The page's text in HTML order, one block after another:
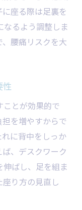
識
最新トレンド
り組みとは
ポイント
るメリット
アを紹介
理由
重要な理由
スの意識
ポイント
を解説
座る際は足裏を
るよう調整しま
腰痛リスクを大
性
とが効果的で
を増やすからで
に背中をしっか
、デスクワーク
ばし、足を組ま
り方の見直し